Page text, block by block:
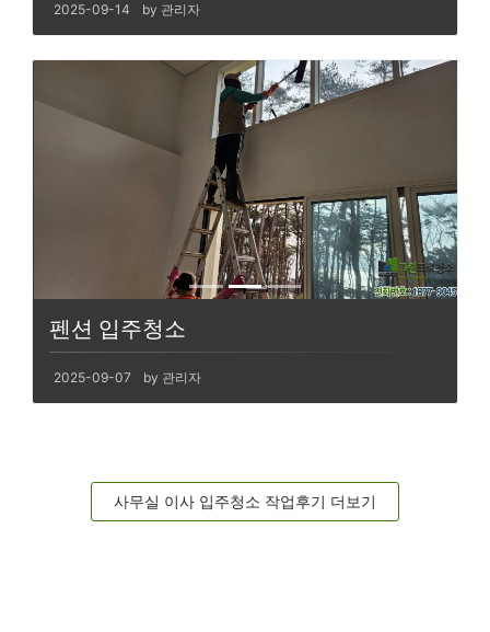
2025-09-14 by 관리자
펜션 입주청소
2025-09-07 by 관리자
사무실 이사 입주청소 작업후기 더보기